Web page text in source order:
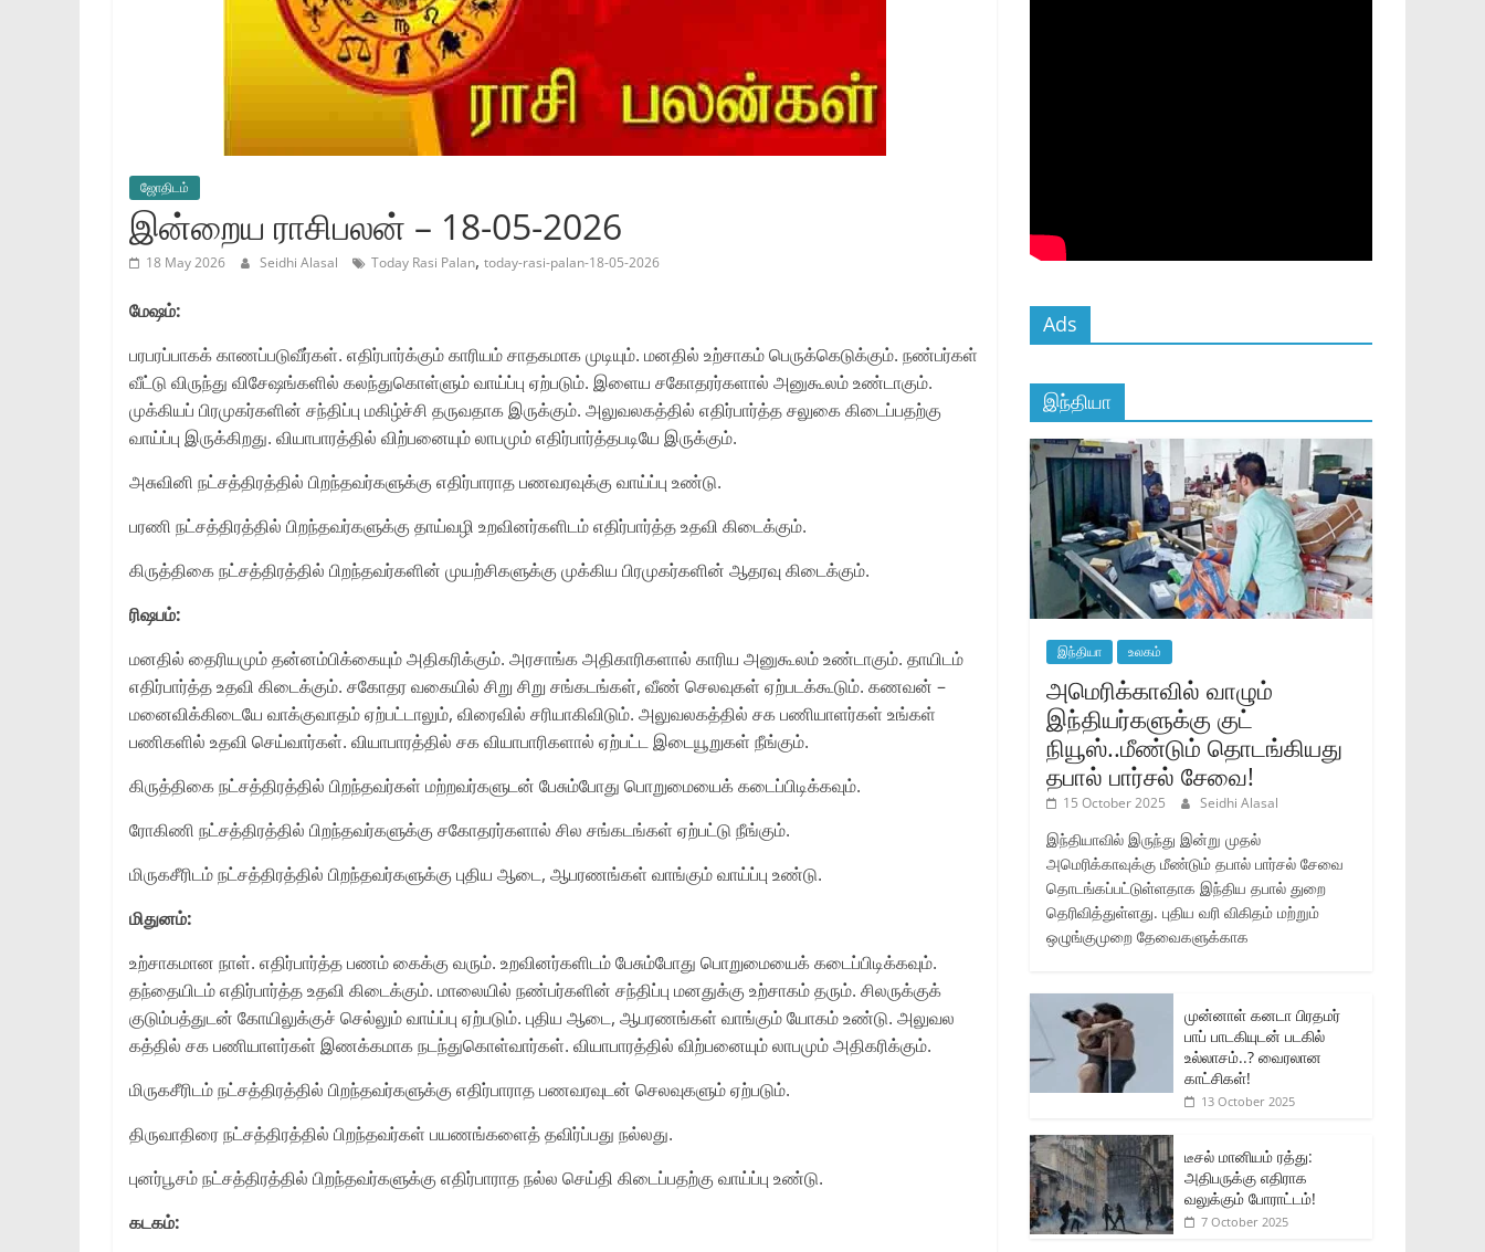
ஜோ‌திட‌ம்
இன்றைய ராசிபலன் – 18-05-2026
18 May 2026 Seidhi Alasal Today Rasi Palan, today-rasi-palan-18-05-2026
மேஷம்:
பரபரப்பாகக் காணப்படுவீர்கள். எதிர்பார்க்கும் காரியம் சாதகமாக முடியும். மனதில் உற்சாகம் பெருக்கெடுக்கும். நண்பர்கள்
வீட்டு விருந்து விசேஷங்களில் கலந்துகொள்ளும் வாய்ப்பு ஏற்படும். இளைய சகோதரர்களால் அனுகூலம் உண்டாகும்.
முக்கியப் பிரமுகர்களின் சந்திப்பு மகிழ்ச்சி தருவதாக இருக்கும். அலுவலகத்தில் எதிர்பார்த்த சலுகை கிடைப்பதற்கு
வாய்ப்பு இருக்கிறது. வியாபாரத்தில் விற்பனையும் லாபமும் எதிர்பார்த்தபடியே இருக்கும்.
அசுவினி நட்சத்திரத்தில் பிறந்தவர்களுக்கு எதிர்பாராத பணவரவுக்கு வாய்ப்பு உண்டு.
பரணி நட்சத்திரத்தில் பிறந்தவர்களுக்கு தாய்வழி உறவினர்களிடம் எதிர்பார்த்த உதவி கிடைக்கும்.
கிருத்திகை நட்சத்திரத்தில் பிறந்தவர்களின் முயற்சிகளுக்கு முக்கிய பிரமுகர்களின் ஆதரவு கிடைக்கும்.
ரிஷபம்:
மனதில் தைரியமும் தன்னம்பிக்கையும் அதிகரிக்கும். அரசாங்க அதிகாரிகளால் காரிய அனுகூலம் உண்டாகும். தாயிடம்
எதிர்பார்த்த உதவி கிடைக்கும். சகோதர வகையில் சிறு சிறு சங்கடங்கள், வீண் செலவுகள் ஏற்படக்கூடும். கணவன் –
மனைவிக்கிடையே வாக்குவாதம் ஏற்பட்டாலும், விரைவில் சரியாகிவிடும். அலுவலகத்தில் சக பணியாளர்கள் உங்கள்
பணிகளில் உதவி செய்வார்கள். வியாபாரத்தில் சக வியாபாரிகளால் ஏற்பட்ட இடையூறுகள் நீங்கும்.
கிருத்திகை நட்சத்திரத்தில் பிறந்தவர்கள் மற்றவர்களுடன் பேசும்போது பொறுமையைக் கடைப்பிடிக்கவும்.
ரோகிணி நட்சத்திரத்தில் பிறந்தவர்களுக்கு சகோதரர்களால் சில சங்கடங்கள் ஏற்பட்டு நீங்கும்.
மிருகசீரிடம் நட்சத்திரத்தில் பிறந்தவர்களுக்கு புதிய ஆடை, ஆபரணங்கள் வாங்கும் வாய்ப்பு உண்டு.
மிதுனம்:
உற்சாகமான நாள். எதிர்பார்த்த பணம் கைக்கு வரும். உறவினர்களிடம் பேசும்போது பொறுமையைக் கடைப்பிடிக்கவும்.
தந்தையிடம் எதிர்பார்த்த உதவி கிடைக்கும். மாலையில் நண்பர்களின் சந்திப்பு மனதுக்கு உற்சாகம் தரும். சிலருக்குக்
குடும்பத்துடன் கோயிலுக்குச் செல்லும் வாய்ப்பு ஏற்படும். புதிய ஆடை, ஆபரணங்கள் வாங்கும் யோகம் உண்டு. அலுவல
கத்தில் சக பணியாளர்கள் இணக்கமாக நடந்துகொள்வார்கள். வியாபாரத்தில் விற்பனையும் லாபமும் அதிகரிக்கும்.
மிருகசீரிடம் நட்சத்திரத்தில் பிறந்தவர்களுக்கு எதிர்பாராத பணவரவுடன் செலவுகளும் ஏற்படும்.
திருவாதிரை நட்சத்திரத்தில் பிறந்தவர்கள் பயணங்களைத் தவிர்ப்பது நல்லது.
புனர்பூசம் நட்சத்திரத்தில் பிறந்தவர்களுக்கு எதிர்பாராத நல்ல செய்தி கிடைப்பதற்கு வாய்ப்பு உண்டு.
கடகம்:
Ads
இந்தியா
இந்தியா உலகம்
அமெரிக்காவில் வாழும்
இந்தியர்களுக்கு குட்
நியூஸ்..மீண்டும் தொடங்கியது
தபால் பார்சல் சேவை!
15 October 2025 Seidhi Alasal
இந்தியாவில் இருந்து இன்று முதல்
அமெரிக்காவுக்கு மீண்டும் தபால் பார்சல் சேவை
தொடங்கப்பட்டுள்ளதாக இந்திய தபால் துறை
தெரிவித்துள்ளது. புதிய வரி விகிதம் மற்றும்
ஒழுங்குமுறை தேவைகளுக்காக
முன்னாள் கனடா பிரதமர்
பாப் பாடகியுடன் படகில்
உல்லாசம்..? வைரலான
காட்சிகள்!
13 October 2025
டீசல் மானியம் ரத்து:
அதிபருக்கு எதிராக
வலுக்கும் போராட்டம்!
7 October 2025